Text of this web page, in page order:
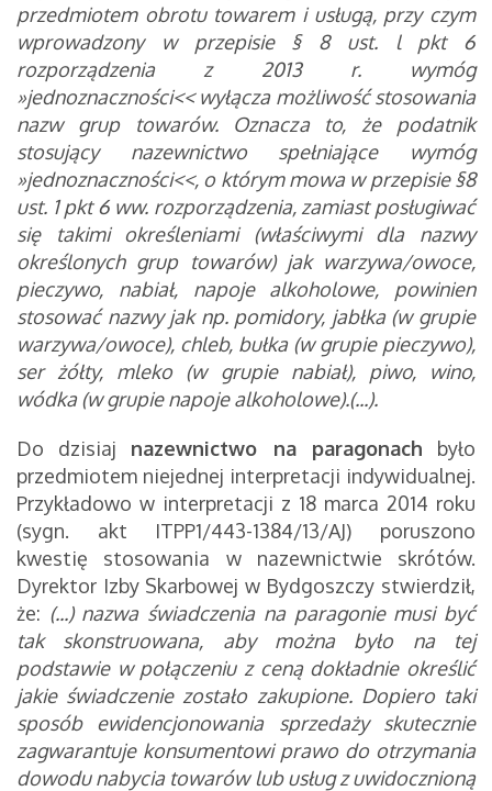
przedmiotem obrotu towarem i usługą, przy czym
wprowadzony w przepisie § 8 ust. l pkt 6
rozporządzenia z 2013 r. wymóg
»jednoznaczności<< wyłącza możliwość stosowania
nazw grup towarów. Oznacza to, że podatnik
stosujący nazewnictwo spełniające wymóg
»jednoznaczności<<, o którym mowa w przepisie §8
ust. 1 pkt 6 ww. rozporządzenia, zamiast posługiwać
się takimi określeniami (właściwymi dla nazwy
określonych grup towarów) jak warzywa/owoce,
pieczywo, nabiał, napoje alkoholowe, powinien
stosować nazwy jak np. pomidory, jabłka (w grupie
warzywa/owoce), chleb, bułka (w grupie pieczywo),
ser żółty, mleko (w grupie nabiał), piwo, wino,
wódka (w grupie napoje alkoholowe).(...).
Do dzisiaj nazewnictwo na paragonach było
przedmiotem niejednej interpretacji indywidualnej.
Przykładowo w interpretacji z 18 marca 2014 roku
(sygn. akt ITPP1/443-1384/13/AJ) poruszono
kwestię stosowania w nazewnictwie skrótów.
Dyrektor Izby Skarbowej w Bydgoszczy stwierdził,
że: (...) nazwa świadczenia na paragonie musi być
tak skonstruowana, aby można było na tej
podstawie w połączeniu z ceną dokładnie określić
jakie świadczenie zostało zakupione. Dopiero taki
sposób ewidencjonowania sprzedaży skutecznie
zagwarantuje konsumentowi prawo do otrzymania
dowodu nabycia towarów lub usług z uwidocznioną